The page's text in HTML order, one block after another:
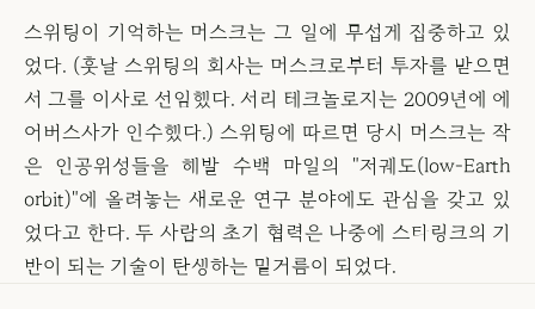
스위팅이 기억하는 머스크는 그 일에 무섭게 집중하고 있
었다. (훗날 스위팅의 회사는 머스크로부터 투자를 받으면
서 그를 이사로 선임했다. 서리 테크놀로지는 2009년에 에
어버스사가 인수했다.) 스위팅에 따르면 당시 머스크는 작
은 인공위성들을 해발 수백 마일의 "저궤도(low-Earth
orbit)"에 올려놓는 새로운 연구 분야에도 관심을 갖고 있
었다고 한다. 두 사람의 초기 협력은 나중에 스타링크의 기
반이 되는 기술이 탄생하는 밑거름이 되었다.